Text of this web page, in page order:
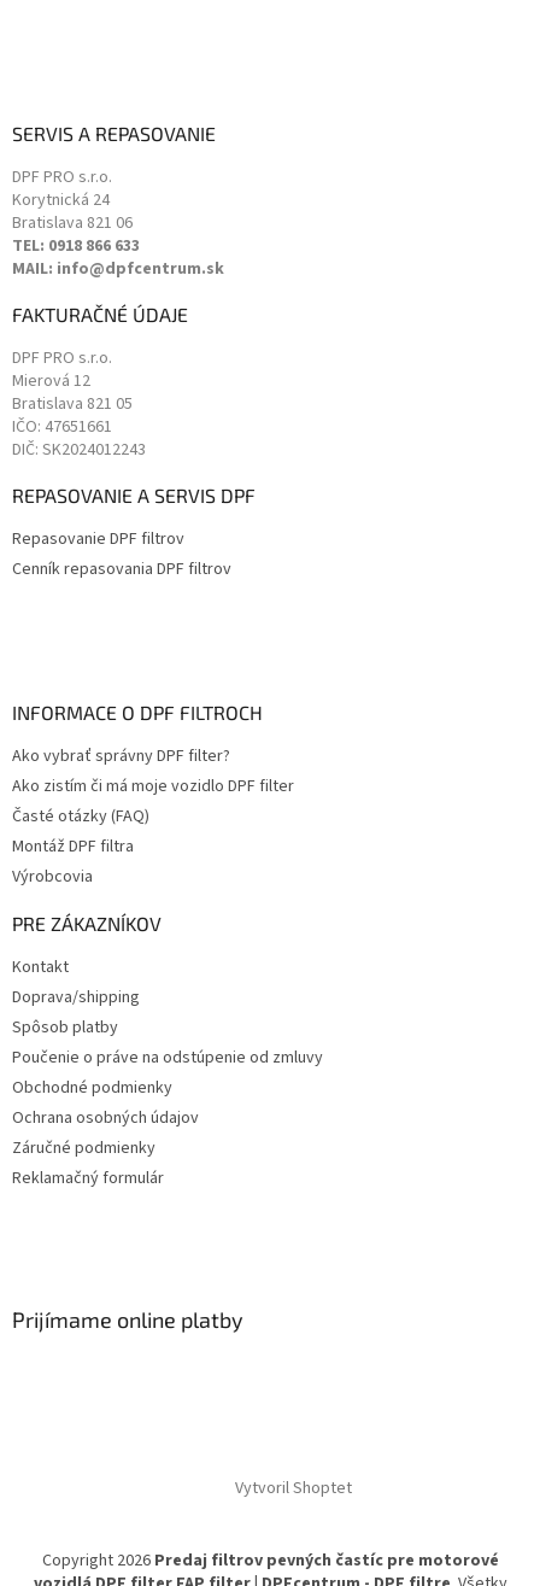
SERVIS A REPASOVANIE
DPF PRO s.r.o.
Korytnická 24
Bratislava 821 06
TEL: 0918 866 633
MAIL: info@dpfcentrum.sk
FAKTURAČNÉ ÚDAJE
DPF PRO s.r.o.
Mierová 12
Bratislava 821 05
IČO: 47651661
DIČ: SK2024012243
REPASOVANIE A SERVIS DPF
Repasovanie DPF filtrov
Cenník repasovania DPF filtrov
INFORMACE O DPF FILTROCH
Ako vybrať správny DPF filter?
Ako zistím či má moje vozidlo DPF filter
Časté otázky (FAQ)
Montáž DPF filtra
Výrobcovia
PRE ZÁKAZNÍKOV
Kontakt
Doprava/shipping
Spôsob platby
Poučenie o práve na odstúpenie od zmluvy
Obchodné podmienky
Ochrana osobných údajov
Záručné podmienky
Reklamačný formulár
Prijímame online platby
Vytvoril Shoptet
Copyright 2026 Predaj filtrov pevných častíc pre motorové